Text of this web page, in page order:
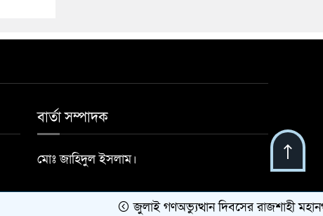
বার্তা সম্পাদক
মোঃ জাহিদুল ইসলাম।
Developed byBDiT
জুলাই গণঅভ্যুত্থান দিবসের রাজশাহী মহানগর